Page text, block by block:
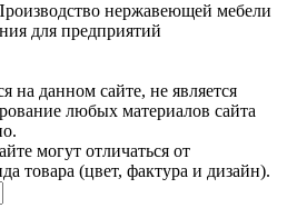
нержавеющей мебели
для предприятий
на данном сайте, не является
любых материалов сайта
могут отличаться от
товара (цвет, фактура и дизайн).